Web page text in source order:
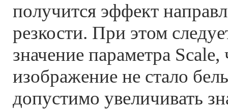
получится эффект
резкости. При этом
значение параметра
изображение не стало
допустимо увеличивать